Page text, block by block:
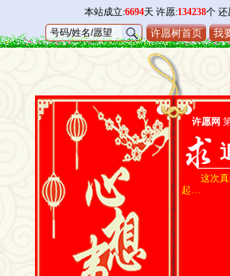
本站成立:6694天 许愿:134238个 还
许愿树首页 我
许愿网
这次真
起…